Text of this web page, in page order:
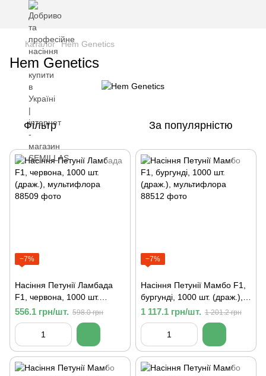
Каталог Hem Genetics
Hem Genetics
Фільтр За популярністю
−7%
Насіння Петунії Ламбада
F1, червона, 1000 шт.
(драж.), мультифлора
556.1 грн/шт. 598.0 грн
−7%
Насіння Петунії Мамбо F1,
бургунді, 1000 шт. (драж.),
мультифлора
1 117.1 грн/шт. 1 201.2 грн